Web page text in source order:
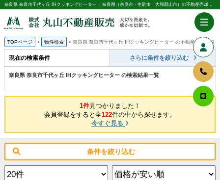
奈良県 奈良市千代ヶ丘 IHクッキングヒーター ｜奈良県（奈良市・生駒市・大和郡山市）の不動産売却・購入のことなら株式会社丸山不動産販売
TOPページ 物件検索 奈良県 奈良市千代ヶ丘 IHクッキングヒーター の不動産情報一覧
現在の検索条件 さらに条件を絞り込む
奈良県 奈良市千代ヶ丘 IHクッキングヒーター の検索結果一覧
1件見つかりました！
会員登録をすると全122件の中から探せます。
今すぐ見る
条件を絞り込む